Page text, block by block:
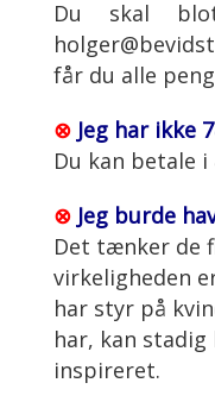
Du skal
får du alle
⊗ Jeg har ikke
Du kan betale i
⊗ Jeg burde
Det tænker de
virkeligheden
har styr på
har, kan
inspireret.